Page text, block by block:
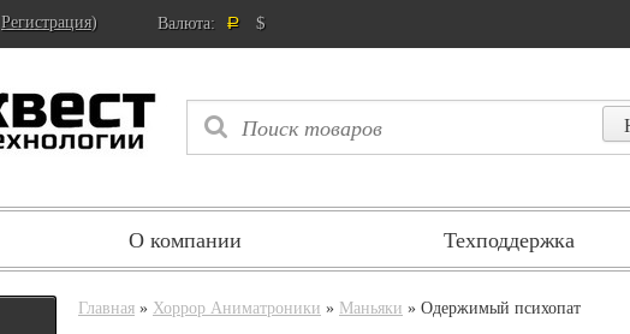
Регистрация) Валюта: Р $
О компании Техподдержка
Главная » Хоррор Аниматроники » Маньяки » Одержимый психопат